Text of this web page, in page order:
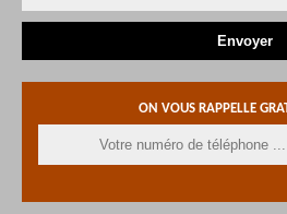
ON VOUS RAPPELLE